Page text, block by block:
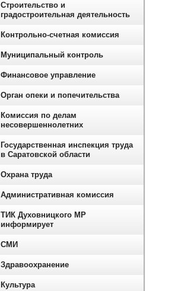
Строительство и
градостроительная деятельность
Контрольно-счетная комиссия
Муниципальный контроль
Финансовое управление
Орган опеки и попечительства
Комиссия по делам
несовершеннолетних
Государственная инспекция труда
в Саратовской области
Охрана труда
Административная комиссия
ТИК Духовницкого МР
информирует
СМИ
Здравоохранение
Культура